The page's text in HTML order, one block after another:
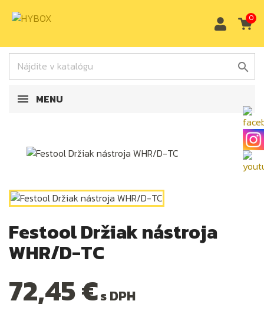

0
MENU
Festool Držiak nástroja
WHR/D-TC
72,45 €s DPH